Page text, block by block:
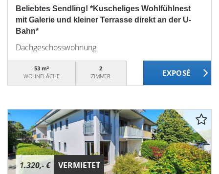
Beliebtes Sendling! *Kuscheliges Wohlfühlnest
mit Galerie und kleiner Terrasse direkt an der U-
Bahn*
Dachgeschosswohnung
53 m²
WOHNFLÄCHE
2
ZIMMER
1.320,- € VERMIETET